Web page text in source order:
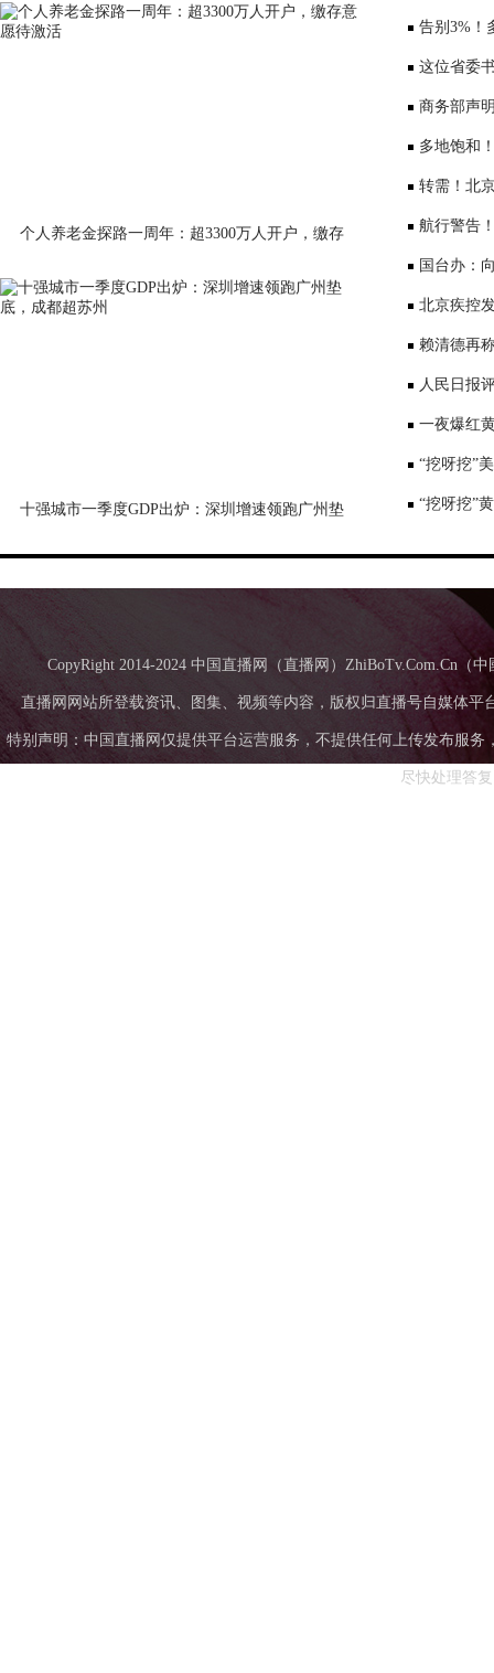
个人养老金探路一周年：超3300万人开户，缴存
十强城市一季度GDP出炉：深圳增速领跑广州垫
告别3%！
将少3000元
这位省委
部、10位女
商务部声
大会”
多地饱和
序竞争仍是
转需！北
公布
航行警告
国台办：
表达深切哀
北京疾控
景要戴口罩
赖清德再
国台办回应
人民日报
一夜爆红
师：或涉嫌
“挖呀挖”
“挖呀挖”
CopyRight 2014-2024 中国直播网（直播网）ZhiBoTv.Com.Cn（
直播网网站所登载资讯、图集、视频等内容，版权归直播号自媒体
特别声明：中国直播网仅提供平台运营服务，不提供任何上传发布服务
尽快处理答